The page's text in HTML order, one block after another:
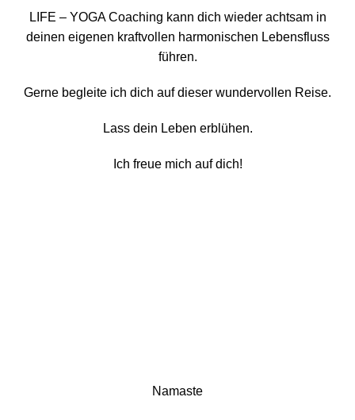
LIFE – YOGA Coaching kann dich wieder achtsam in
deinen eigenen kraftvollen harmonischen Lebensfluss
führen.
Gerne begleite ich dich auf dieser wundervollen Reise.
Lass dein Leben erblühen.
Ich freue mich auf dich!
Namaste